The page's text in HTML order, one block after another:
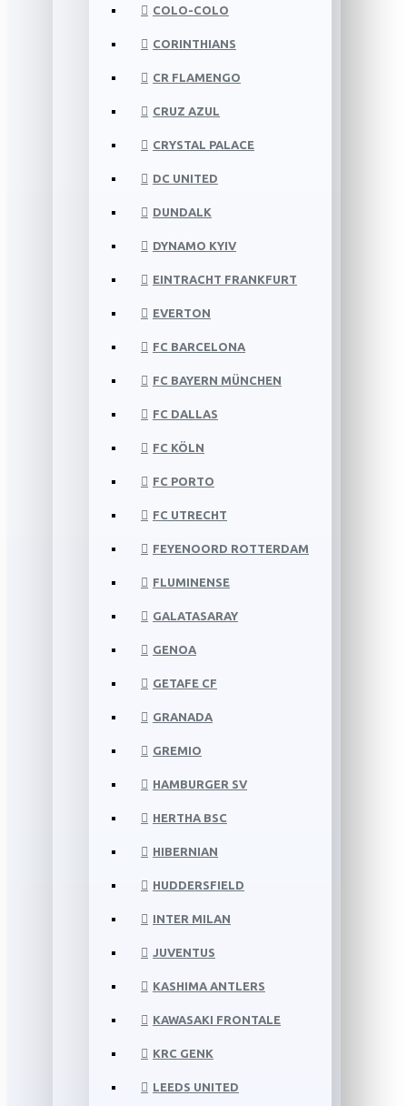
COLO-COLO
CORINTHIANS
CR FLAMENGO
CRUZ AZUL
CRYSTAL PALACE
DC UNITED
DUNDALK
DYNAMO KYIV
EINTRACHT FRANKFURT
EVERTON
FC BARCELONA
FC BAYERN MÜNCHEN
FC DALLAS
FC KÖLN
FC PORTO
FC UTRECHT
FEYENOORD ROTTERDAM
FLUMINENSE
GALATASARAY
GENOA
GETAFE CF
GRANADA
GREMIO
HAMBURGER SV
HERTHA BSC
HIBERNIAN
HUDDERSFIELD
INTER MILAN
JUVENTUS
KASHIMA ANTLERS
KAWASAKI FRONTALE
KRC GENK
LEEDS UNITED